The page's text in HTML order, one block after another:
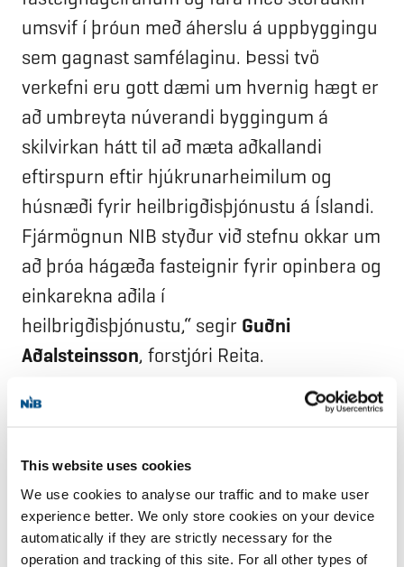
This website uses cookies
We use cookies to analyse our traffic and to make user
experience better. We only store cookies on your device
automatically if they are strictly necessary for the
operation and tracking of this site. For all other types of
umsvif í þróun með áherslu á uppbyggingu
sem gagnast samfélaginu. Þessi tvö
verkefni eru gott dæmi um hvernig hægt er
að umbreyta núverandi byggingum á
skilvirkan hátt til að mæta aðkallandi
eftirspurn eftir hjúkrunarheimilum og
húsnæði fyrir heilbrigðisþjónustu á Íslandi.
Fjármögnun NIB styður við stefnu okkar um
að þróa hágæða fasteignir fyrir opinbera og
einkarekna aðila í
heilbrigðisþjónustu,“ segir Guðni
Aðalsteinsson, forstjóri Reita.
Reitir hf. er íslenskt hlutafélag og hefur
Starfsemi Reita felst í eignarhaldi, útleigu
og umsýslu atvinnuhúsnæðis sem að
stærstum hluta er verslunar- og
skrifstofuhúsnæði á höfuðborgarsvæðinu.